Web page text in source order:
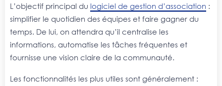
L’objectif principal du logiciel de gestion d’association :
simplifier le quotidien des équipes et faire gagner du
temps. De lui, on attendra qu’il centralise les
informations, automatise les tâches fréquentes et
fournisse une vision claire de la communauté.
Les fonctionnalités les plus utiles sont généralement :